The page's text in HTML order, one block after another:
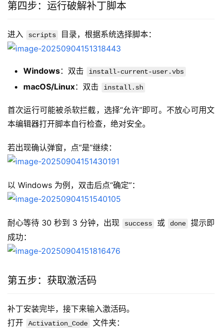
第四步：运行破解补丁脚本
进入 scripts 目录，根据系统选择脚本：
Windows：双击 install-current-user.vbs
macOS/Linux：双击 install.sh
首次运行可能被杀软拦截，选择“允许”即可。不放心可用文
本编辑器打开脚本自行检查，绝对安全。
若出现确认弹窗，点“是”继续：
以 Windows 为例，双击后点“确定”：
耐心等待 30 秒到 3 分钟，出现 success 或 done
提示即
成功：
第五步：获取激活码
补丁安装完毕，接下来输入激活码。
打开
Activation_Code 文件夹：